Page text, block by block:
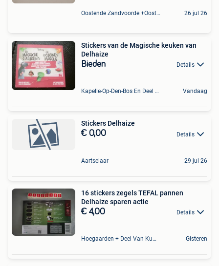
Oostende Zandvoorde +Oostende 26 jul 26
Stickers van de Magische keuken van
Delhaize
Bieden Details
Kapelle-Op-Den-Bos En Deel Van Zemst Vandaag
Stickers Delhaize
€ 0,00 Details
Aartselaar 29 jul 26
16 stickers zegels TEFAL pannen
Delhaize sparen actie
€ 4,00 Details
Hoegaarden + Deel Van Kumtich + Deel Van Tienen Gisteren